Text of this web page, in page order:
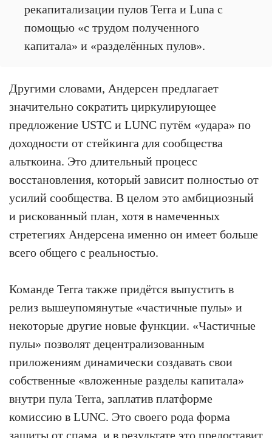
рекапитализации пулов Terra и Luna с
помощью «с трудом полученного
капитала» и «разделённых пулов».
Другими словами, Андерсен предлагает
значительно сократить циркулирующее
предложение USTC и LUNC путём «удара» по
доходности от стейкинга для сообщества
альткоина. Это длительный процесс
восстановления, который зависит полностью от
усилий сообщества. В целом это амбициозный
и рискованный план, хотя в намеченных
стретегиях Андерсена именно он имеет больше
всего общего с реальностью.
Команде Terra также придётся выпустить в
релиз вышеупомянутые «частичные пулы» и
некоторые другие новые функции. «Частичные
пулы» позволят децентрализованным
приложениям динамически создавать свои
собственные «вложенные разделы капитала»
внутри пула Terra, заплатив платформе
комиссию в LUNC. Это своего рода форма
защиты от спама, и в результате это предоставит